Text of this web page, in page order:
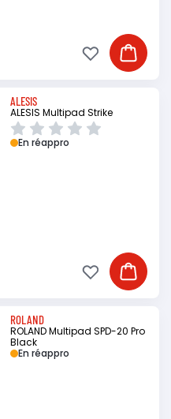
Ajouter
Ajouter à ma
ALESIS
ALESIS Multipad Strike
En réappro
Ajouter
Ajouter à ma
ROLAND
ROLAND Multipad SPD-20 Pro
Black
En réappro